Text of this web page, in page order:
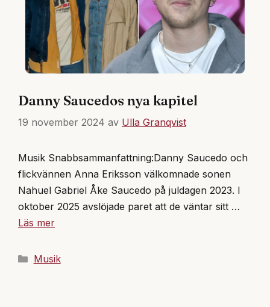
Danny Saucedos nya kapitel
19 november 2024 av Ulla Granqvist
Musik Snabbsammanfattning:Danny Saucedo och
flickvännen Anna Eriksson välkomnade sonen
Nahuel Gabriel Åke Saucedo på juldagen 2023. I
oktober 2025 avslöjade paret att de väntar sitt …
Läs mer
Kategorier
Musik